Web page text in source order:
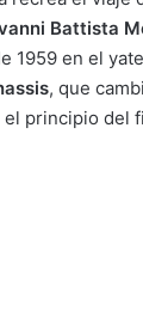
Battista
1959 en el yate
, que
principio del